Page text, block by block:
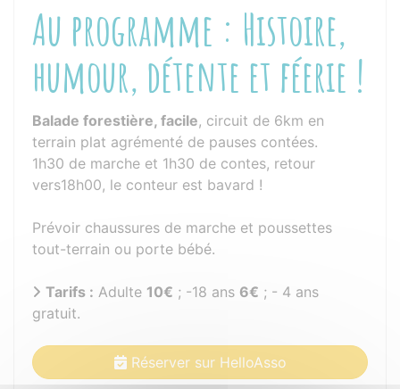
Au programme : Histoire,
humour, détente et féerie !
Balade forestière, facile, circuit de 6km en
terrain plat agrémenté de pauses contées.
1h30 de marche et 1h30 de contes, retour
vers18h00, le conteur est bavard !
Prévoir chaussures de marche et poussettes
tout-terrain ou porte bébé.
Tarifs : Adulte 10€ ; -18 ans 6€ ; - 4 ans
gratuit.
Réserver sur HelloAsso